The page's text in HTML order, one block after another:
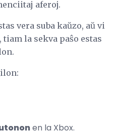
aferoj.
vera suba kaŭzo, aŭ vi
la sekva paŝo estas
en la Xbox.